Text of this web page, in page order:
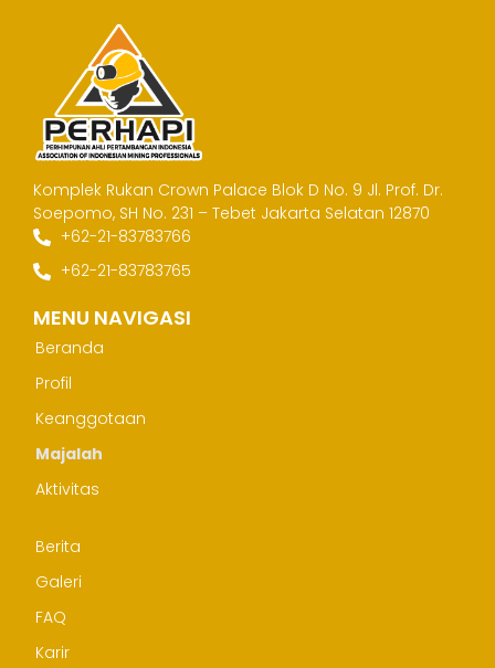
Komplek Rukan Crown Palace Blok D No. 9 Jl. Prof. Dr.
Soepomo, SH No. 231 – Tebet Jakarta Selatan 12870
+62-21-83783766
+62-21-83783765
MENU NAVIGASI
Beranda
Profil
Keanggotaan
Majalah
Aktivitas
Berita
Galeri
FAQ
Karir